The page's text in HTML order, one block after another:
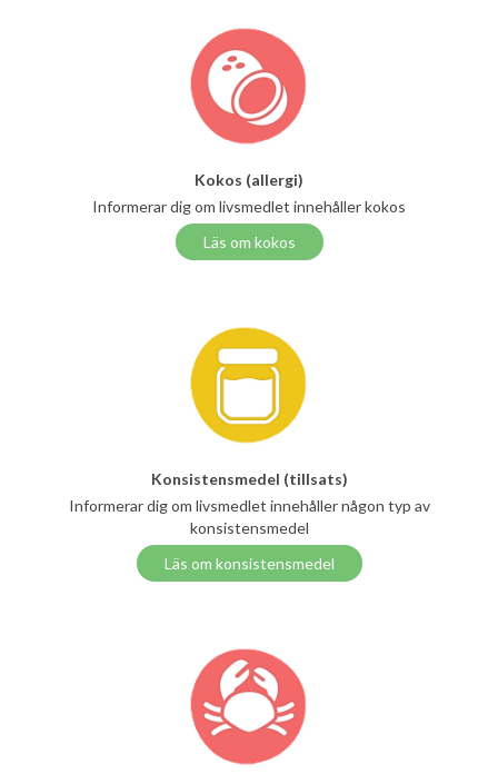
Kokos (allergi)
Informerar dig om livsmedlet innehåller kokos
Läs om kokos
Konsistensmedel (tillsats)
Informerar dig om livsmedlet innehåller någon typ av
konsistensmedel
Läs om konsistensmedel